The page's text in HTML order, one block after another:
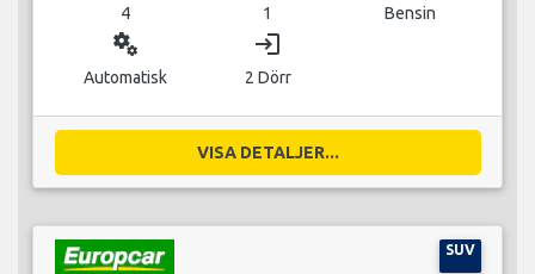
4 1 Bensin
miscellaneous_services
Automatisk
login
2 Dörr
VISA DETALJER...
SUV